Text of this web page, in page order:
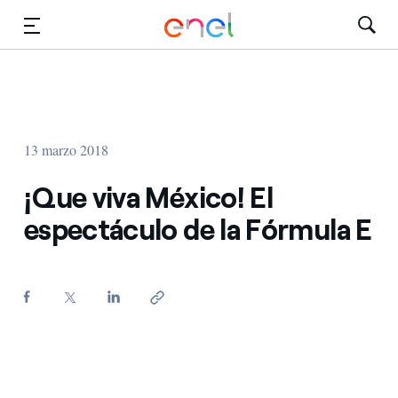
13 marzo 2018
¡Que viva México! El
espectáculo de la Fórmula E